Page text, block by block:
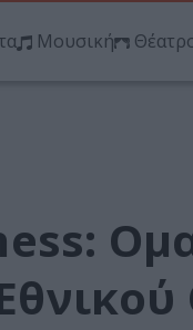
Μουσική